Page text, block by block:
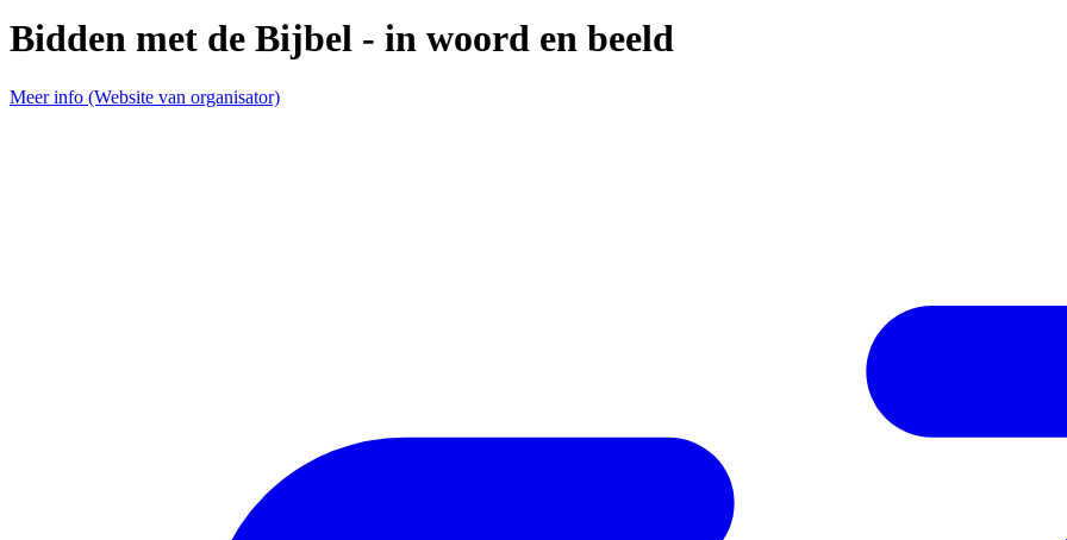
Bidden met de Bijbel - in woord en beeld
Meer info (Website van organisator)